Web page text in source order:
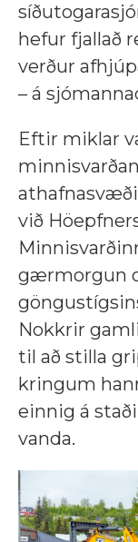
hefur fjallað
verður
– á
Eftir miklar
við
gærmorgun
Nokkrir
til að stilla
kringum
einnig á
vanda.